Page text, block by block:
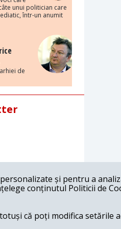
unui politician care
într-un anumit
de
și pentru a
conținutul Politicii de
că poți modifica setările